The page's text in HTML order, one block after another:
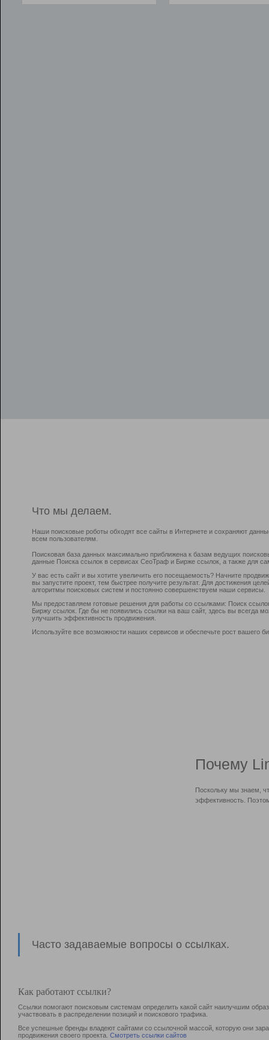
Что мы делаем.
Наши поисковые роботы обходят все сайты в Интернете и сохраняют
всем пользователям.
Поисковая база данных максимально приближена к базам ведущих
данные Поиска ссылок в сервисах СеоТраф и Бирже ссылок, а также для
У вас есть сайт и вы хотите увеличить его посещаемость? Начните
вы запустите проект, тем быстрее получите результат. Для достижения
алгоритмы поисковых систем и постоянно совершенствуем наши сервисы.
Мы предоставляем готовые решения для работы со ссылками: Поиск
Биржу ссылок. Где бы не появились ссылки на ваш сайт, здесь вы всегда
улучшить эффективность продвижения.
Используйте все возможности наших сервисов и обеспечьте рост вашего
Почему
Поскольку мы знаем,
эффективность.
Часто задаваемые вопросы о ссылках.
Как работают ссылки?
Ссылки помогают поисковым системам определить какой сайт наилучшим
участвовать в раcпределении позиций и поискового трафика.
Все успешные бренды владеют сайтами со ссылочной массой, которую они
продвижения своего проекта. Смотреть ссылки сайтов